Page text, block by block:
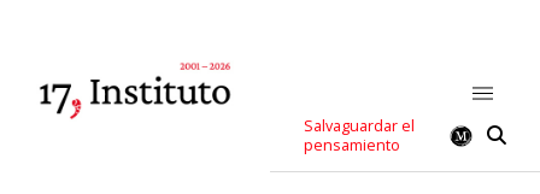
Salvaguardar el
pensamiento